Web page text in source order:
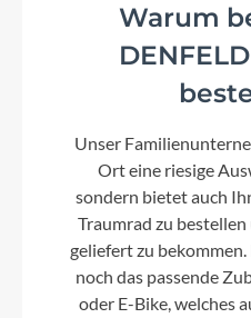
Shimano Deore
light green
Warum
Unser
Ort eine riesige
sondern bietet auch
Traumrad zu
geliefert zu bekommen.
noch das passende
oder E-Bike, welches